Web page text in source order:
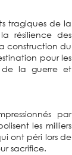
tragiques de la
résilience des
construction du
pour les
de la guerre et
par
les milliers
ont péri lors de
sacrifice.